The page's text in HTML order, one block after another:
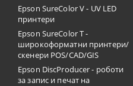
Epson SureColor V - UV LED
принтери
Epson SureColor T -
широкоформатни принтери/
скенери POS/CAD/GIS
Epson DiscProducer - роботи
за запис и печат на